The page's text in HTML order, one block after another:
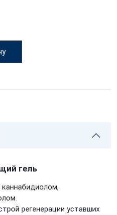
гель
регенерации уставших